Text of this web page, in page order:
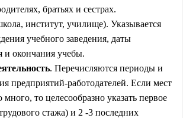
братьях и сестрах.
институт, училище). Указывается
учебного заведения, даты
и окончания учебы.
. Перечисляются периоды и
предприятий-работодателей. Если мест
то целесообразно указать первое
стажа) и 2 -3 последних